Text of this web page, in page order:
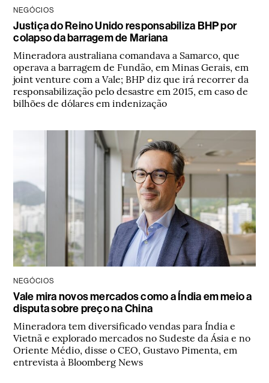
NEGÓCIOS
Justiça do Reino Unido responsabiliza BHP por
colapso da barragem de Mariana
Mineradora australiana comandava a Samarco, que
operava a barragem de Fundão, em Minas Gerais, em
joint venture com a Vale; BHP diz que irá recorrer da
responsabilização pelo desastre em 2015, em caso de
bilhões de dólares em indenização
NEGÓCIOS
Vale mira novos mercados como a Índia em meio a
disputa sobre preço na China
Mineradora tem diversificado vendas para Índia e
Vietnã e explorado mercados no Sudeste da Ásia e no
Oriente Médio, disse o CEO, Gustavo Pimenta, em
entrevista à Bloomberg News